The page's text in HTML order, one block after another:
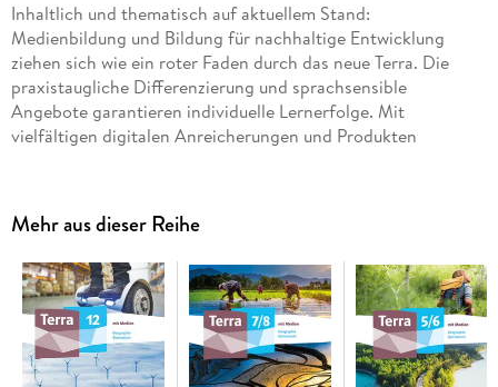
Inhaltlich und thematisch auf aktuellem Stand:
Medienbildung und Bildung für nachhaltige Entwicklung
ziehen sich wie ein roter Faden durch das neue Terra. Die
praxistaugliche Differenzierung und sprachsensible
Angebote garantieren individuelle Lernerfolge. Mit
vielfältigen digitalen Anreicherungen und Produkten
Das Thema nachhaltige Entwicklung wird in Terra
großgeschrieben. Dabei werden die Lernenden in ihrer
Lebenswelt abgeholt.
Leicht umsetzbare Differenzierung
Mit Terra können Sie ganz einfach auf die unterschiedlichen
Lernvoraussetzungen der Schülerinnen und Schüler
Mehr aus dieser Reihe